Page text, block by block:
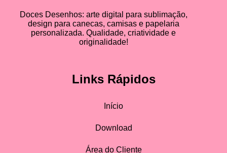
Doces Desenhos: arte digital para sublimação,
design para canecas, camisas e papelaria
personalizada. Qualidade, criatividade e
originalidade!
Links Rápidos
Início
Download
Área do Cliente